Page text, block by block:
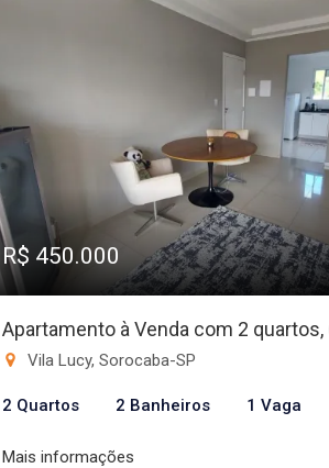
R$ 450.000
Apartamento à Venda com 2 quartos,
Vila Lucy, Sorocaba-SP
2 Quartos 2 Banheiros 1 Vaga
Mais informações